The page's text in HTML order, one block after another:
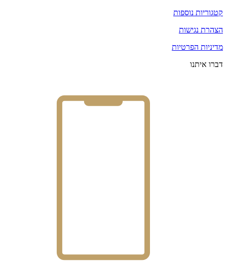
קטגוריות נוספות
הצהרת נגישות
מדיניות הפרטיות
דברו איתנו